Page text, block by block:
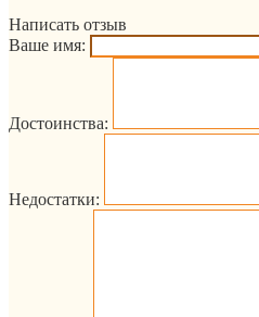
Написать отзыв
Ваше имя:
Достоинства:
Недостатки: